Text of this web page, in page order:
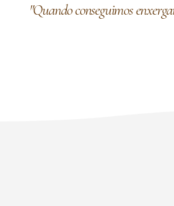
"Quando conseguimos